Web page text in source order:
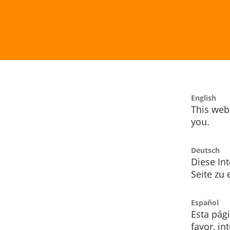
English
This
you.
Deutsch
Diese
Seite zu
Español
Esta
favor,